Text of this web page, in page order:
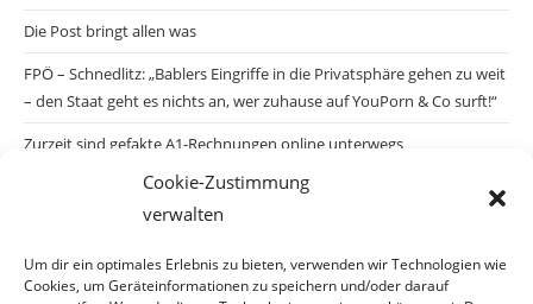
Cookie-Zustimmung
verwalten
Um dir ein optimales Erlebnis zu bieten, verwenden wir Technologien wie
Cookies, um Geräteinformationen zu speichern und/oder darauf
Die Post bringt allen was
FPÖ – Schnedlitz: „Bablers Eingriffe in die Privatsphäre gehen zu weit
– den Staat geht es nichts an, wer zuhause auf YouPorn & Co surft!“
Zurzeit sind gefakte A1-Rechnungen online unterwegs
Salzburgs Juden und ihre Sicherheit: „Erst nach einem Anschlag wäre
die Gefahr endlich konkret!“
Biologisches Wunder in Ceuta
Ein vermeintliches Abschiebemärchen